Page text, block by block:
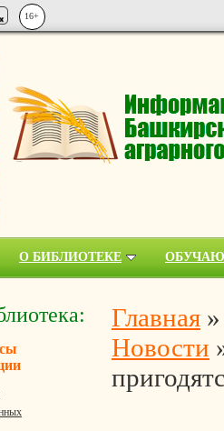
16+
О БИБЛИОТЕКЕ
Главная
Новости